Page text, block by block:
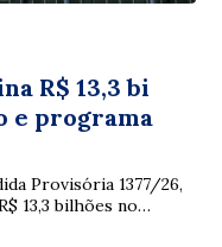
R$ 13,3 bi
e programa
Provisória 1377/26,
13,3 bilhões no